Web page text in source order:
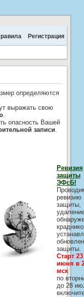
Регистрация
определяются
выражать свою
опасность Вашей
записи
Ревизия
защиты
ЭФсБ!
ревизию
защиты,
защиты.
Старт 23
июня в
мск
по
до 28